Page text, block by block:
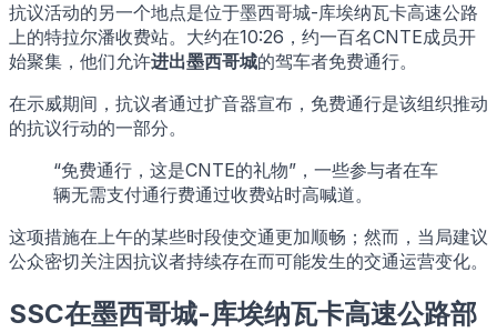
抗议活动的另一个地点是位于墨西哥城-库埃纳瓦卡高速公路
上的特拉尔潘收费站。大约在10:26，约一百名CNTE成员开
始聚集，他们允许进出墨西哥城的驾车者免费通行。
在示威期间，抗议者通过扩音器宣布，免费通行是该组织推动
的抗议行动的一部分。
“免费通行，这是CNTE的礼物”，一些参与者在车
辆无需支付通行费通过收费站时高喊道。
这项措施在上午的某些时段使交通更加顺畅；然而，当局建议
公众密切关注因抗议者持续存在而可能发生的交通运营变化。
SSC在墨西哥城-库埃纳瓦卡高速公路部